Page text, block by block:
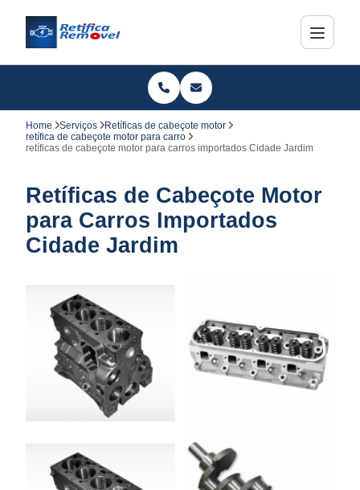
Home Serviços
Retíficas de cabeçote motor
retífica de cabeçote motor para carro
retíficas de cabeçote motor para carros importados Cidade Jardim
Retíficas de Cabeçote Motor
para Carros Importados
Cidade Jardim